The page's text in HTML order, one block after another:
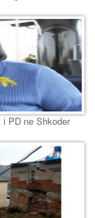
PD ne Shkoder